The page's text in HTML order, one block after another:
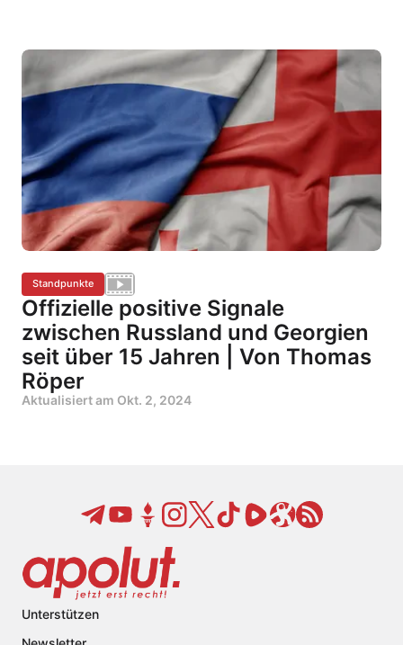
Standpunkte
Offizielle positive Signale
zwischen Russland und Georgien
seit über 15 Jahren | Von Thomas
Röper
Aktualisiert am Okt. 2, 2024
Unterstützen